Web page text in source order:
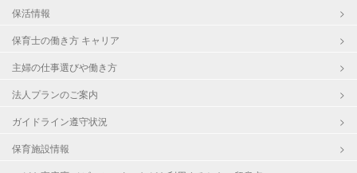
保活情報
保育士の働き方 キャリア
主婦の仕事選びや働き方
法人プランのご案内
ガイドライン遵守状況
保育施設情報